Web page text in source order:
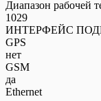
Диапазон рабочей
1029
ИНТЕРФЕЙС
GPS
нет
GSM
да
Ethernet